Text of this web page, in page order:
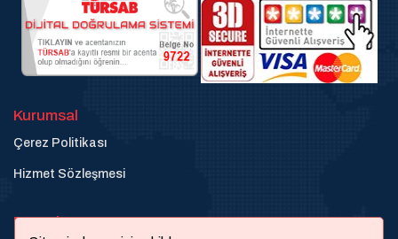
Kurumsal
Çerez Politikası
Hizmet Sözleşmesi
Destek